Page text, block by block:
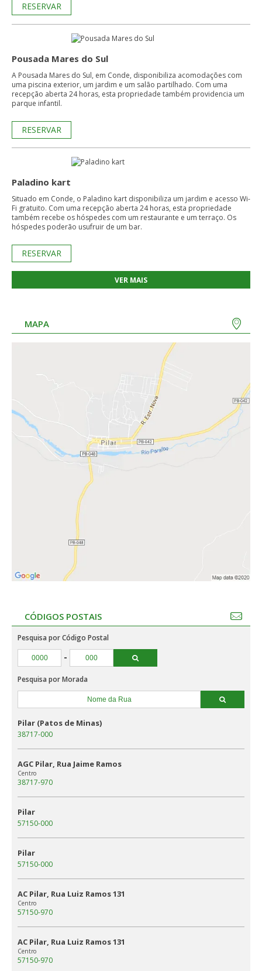
RESERVAR
Pousada Mares do Sul
A Pousada Mares do Sul, em Conde, disponibiliza acomodações com
uma piscina exterior, um jardim e um salão partilhado. Com uma
recepção aberta 24 horas, esta propriedade também providencia um
parque infantil.
RESERVAR
Paladino kart
Situado em Conde, o Paladino kart disponibiliza um jardim e acesso Wi-
Fi gratuito. Com uma recepção aberta 24 horas, esta propriedade
também recebe os hóspedes com um restaurante e um terraço. Os
hóspedes poderão usufruir de um bar.
RESERVAR
VER MAIS
MAPA
CÓDIGOS POSTAIS
Pesquisa por Código Postal
-
Pesquisa por Morada
Pilar (Patos de Minas)
38717-000
AGC Pilar, Rua Jaime Ramos
Centro
38717-970
Pilar
57150-000
Pilar
57150-000
AC Pilar, Rua Luiz Ramos 131
Centro
57150-970
AC Pilar, Rua Luiz Ramos 131
Centro
57150-970